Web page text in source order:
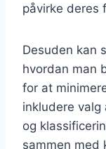
påvirke deres
Desuden kan
hvordan man
for at
inkludere
og
sammen med